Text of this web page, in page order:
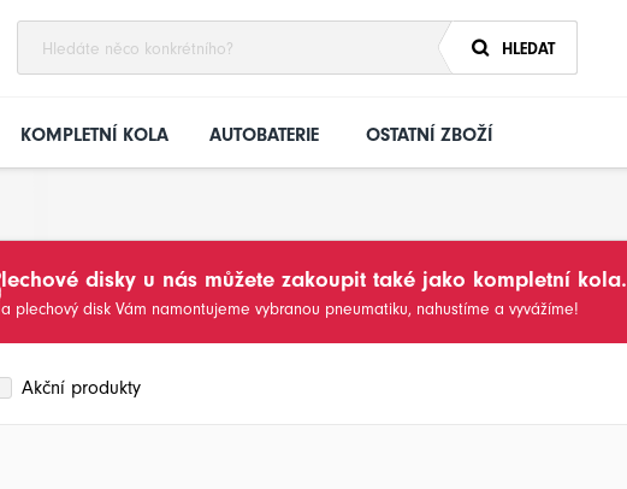
HLEDAT
KOMPLETNÍ KOLA AUTOBATERIE OSTATNÍ ZBOŽÍ
disky u nás můžete zakoupit také jako kompletní kola.
plechový disk Vám namontujeme vybranou pneumatiku, nahustíme a vyvážíme!
Akční produkty